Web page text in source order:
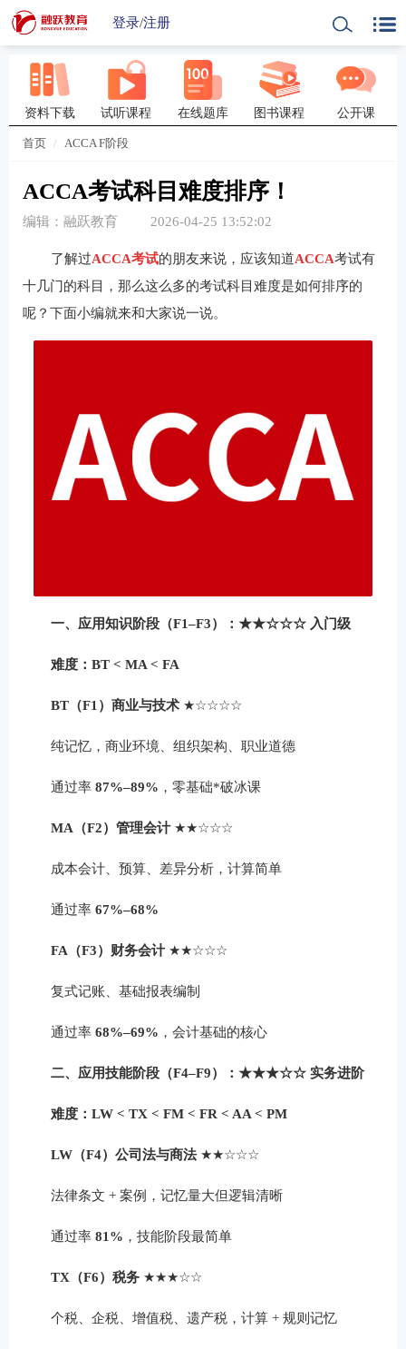
登录/注册
资料下载 试听课程 在线题库 图书课程 公开课
首页 ACCA F阶段
ACCA考试科目难度排序！
编辑：融跃教育 2026-04-25 13:52:02
了解过ACCA考试的朋友来说，应该知道ACCA考试有
十几门的科目，那么这么多的考试科目难度是如何排序的
呢？下面小编就来和大家说一说。
一、应用知识阶段（F1–F3）：★★☆☆☆ 入门级
难度：BT < MA < FA
BT（F1）商业与技术★☆☆☆☆
纯记忆，商业环境、组织架构、职业道德
通过率 87%–89% ，零基础*破冰课
MA（F2）管理会计★★☆☆☆
成本会计、预算、差异分析，计算简单
通过率 67%–68%
FA（F3）财务会计★★☆☆☆
复式记账、基础报表编制
通过率 68%–69% ，会计基础的核心
二、应用技能阶段（F4–F9）：★★★☆☆ 实务进阶
难度：LW < TX < FM < FR < AA < PM
LW（F4）公司法与商法★★☆☆☆
法律条文 + 案例，记忆量大但逻辑清晰
通过率 81% ，技能阶段最简单
TX（F6）税务★★★☆☆
个税、企税、增值税、遗产税，计算 + 规则记忆